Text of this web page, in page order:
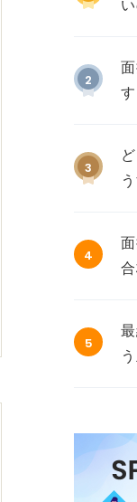
2
3
4
5